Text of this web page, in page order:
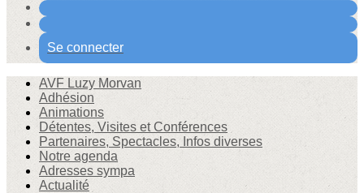
Se connecter
AVF Luzy Morvan
Adhésion
Animations
Détentes, Visites et Conférences
Partenaires, Spectacles, Infos diverses
Notre agenda
Adresses sympa
Actualité